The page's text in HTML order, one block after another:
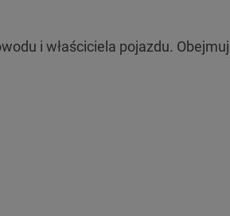
i właściciela pojazdu.